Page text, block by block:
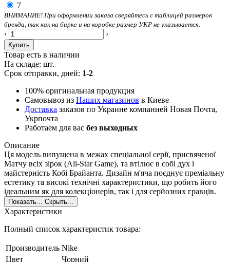
7
ВНИМАНИЕ! При оформлении заказа сверяйтесь с таблицей размеров
бренда, так как на бирке и на коробке размер УКР не указывается.
‹ ›
Купить
Товар есть в наличии
На складе: шт.
Срок отправки, дней: 1-2
100% оригинальная продукция
Самовывоз из Наших магазинов в Киеве
Доставка заказов по Украине компанией Новая Почта,
Укрпочта
Работаем для вас без выходных
Описание
Ця модель випущена в межах спеціальної серії, присвяченої
Матчу всіх зірок (All-Star Game), та втілює в собі дух і
майстерність Кобі Брайанта. Дизайн м'яча поєднує преміальну
естетику та високі технічні характеристики, що робить його
ідеальним як для колекціонерів, так і для серйозних гравців.
Показать... Скрыть...
Характеристики
Полный список характеристик товара:
Производитель Nike
Цвет
Чорний